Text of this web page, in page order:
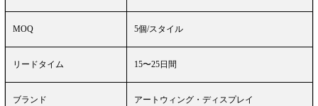
MOQ 5個/スタイル
リードタイム 15〜25日間
ブランド アートウィング・ディスプレイ